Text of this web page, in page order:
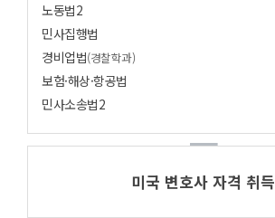
노동법2
민사집행법
경비업법(경찰학과)
보험·해상·항공법
민사소송법2
미국 변호사 자격 취득